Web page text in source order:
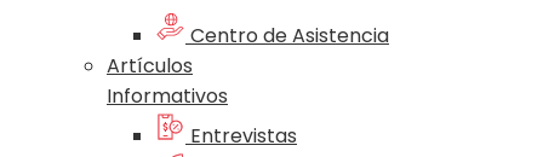
Centro de Asistencia
Artículos
Informativos
Entrevistas